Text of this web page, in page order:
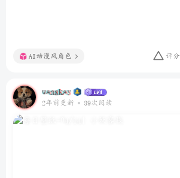
AI动漫风角色 评分
wangkay
2年前更新 39次阅读